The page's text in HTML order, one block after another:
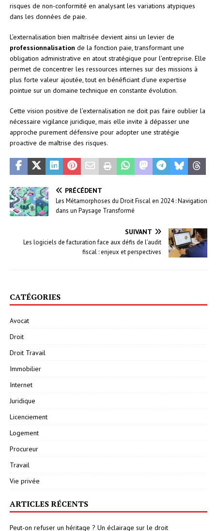
risques de non-conformité en analysant les variations atypiques
dans les données de paie.
L’externalisation bien maîtrisée devient ainsi un levier de
professionnalisation de la fonction paie, transformant une
obligation administrative en atout stratégique pour l’entreprise. Elle
permet de concentrer les ressources internes sur des missions à
plus forte valeur ajoutée, tout en bénéficiant d’une expertise
pointue sur un domaine technique en constante évolution.
Cette vision positive de l’externalisation ne doit pas faire oublier la
nécessaire vigilance juridique, mais elle invite à dépasser une
approche purement défensive pour adopter une stratégie
proactive de maîtrise des risques.
PRÉCÉDENT
Les Métamorphoses du Droit Fiscal en 2024 : Navigation
dans un Paysage Transformé
SUIVANT
Les logiciels de facturation face aux défis de l’audit
fiscal : enjeux et perspectives
CATÉGORIES
Avocat
Droit
Droit Travail
Immobilier
Internet
Juridique
Licenciement
Logement
Procureur
Travail
Vie privée
ARTICLES RÉCENTS
Peut-on refuser un héritage ? Un éclairage sur le droit